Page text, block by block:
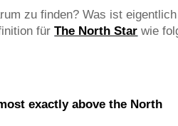
zu finden? Was ist
fürThe North Star wie
exactlyabove the North